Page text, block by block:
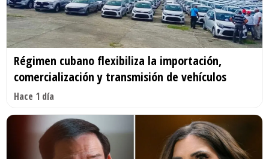
Régimen cubano flexibiliza la importación,
comercialización y transmisión de vehículos
Hace 1 día